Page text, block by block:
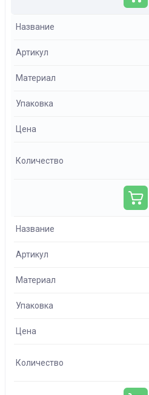
Название
Артикул
Материал
Упаковка
Цена
Количество
Название
Артикул
Материал
Упаковка
Цена
Количество